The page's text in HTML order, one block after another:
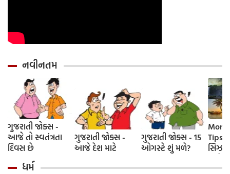
નવીનતમ
ગુજરાતી જોક્સ -
આજે તો સ્વતંત્રતા
દિવસ છે
ગુજરાતી જોક્સ -
આજે દેશ માટે
ગુજરાતી જોક્સ - 15
ઓગસ્ટે શું મળે?
Tips-
5
ધર્મ